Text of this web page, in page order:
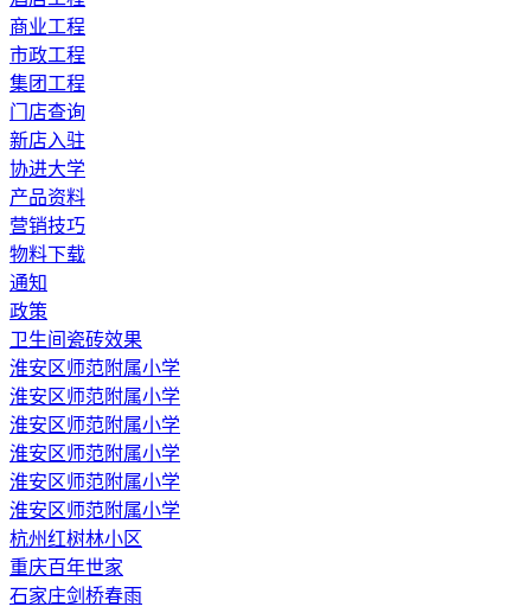
商业工程
市政工程
集团工程
门店查询
新店入驻
协进大学
产品资料
营销技巧
物料下载
通知
政策
卫生间瓷砖效果
淮安区师范附属小学
淮安区师范附属小学
淮安区师范附属小学
淮安区师范附属小学
淮安区师范附属小学
淮安区师范附属小学
杭州红树林小区
重庆百年世家
石家庄剑桥春雨